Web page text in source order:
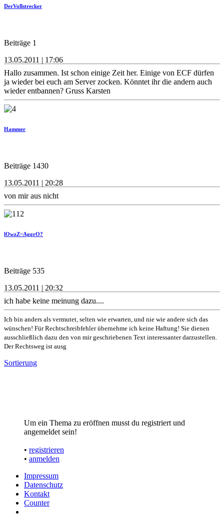
DerVollstrecker
Beiträge 1
13.05.2011 | 17:06
Hallo zusammen. Ist schon einige Zeit her. Einige von ECF dürfen
ja wieder bei euch am Server zocken. Könntet ihr die andern auch
wieder entbannen? Gruss Karsten
Hammer
Beiträge 1430
13.05.2011 | 20:28
von mir aus nicht
lOwzZ~AggrO?
Beiträge 535
13.05.2011 | 20:32
ich habe keine meinung dazu....
Ich bin anders als vermutet, selten wie erwarten, und nie wie andere sich das
wünschen! Für Rechtschreibfehler übernehme ich keine Haftung! Sie dienen
ausschließlich dazu den von mir geschriebenen Text interessanter darzustellen.
Der Rechtsweg ist ausg
Sortierung
Um ein Thema zu eröffnen musst du registriert und
angemeldet sein!
• registrieren
• anmelden
Impressum
Datenschutz
Kontakt
Counter